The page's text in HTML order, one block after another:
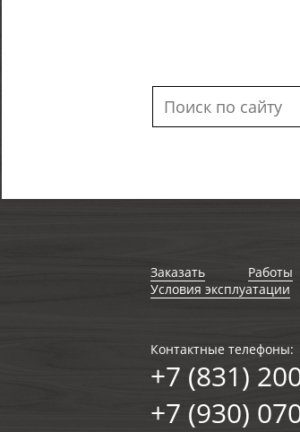
Заказать Работы
Условия эксплуатации
Контактные телефоны:
+7 (831)
+7 (930)